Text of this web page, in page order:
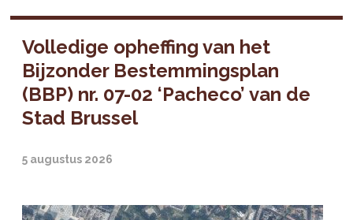
Volledige opheffing van het
Bijzonder Bestemmingsplan
(BBP) nr. 07-02 ‘Pacheco’ van de
Stad Brussel
5 augustus 2026